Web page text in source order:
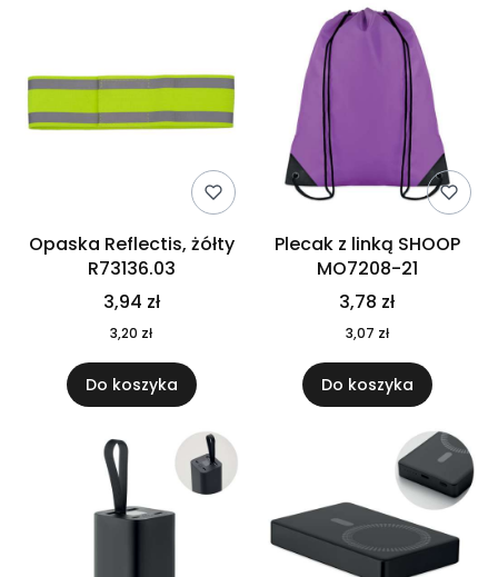
Opaska Reflectis, żółty
R73136.03
3,94 zł
3,20 zł
Do koszyka
Plecak z linką SHOOP
MO7208-21
3,78 zł
3,07 zł
Do koszyka